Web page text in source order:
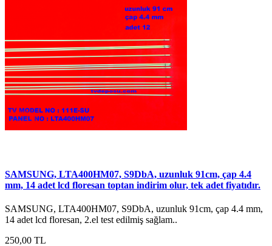
SAMSUNG, LTA400HM07, S9DbA, uzunluk 91cm, çap 4.4
mm, 14 adet lcd floresan toptan indirim olur, tek adet fiyatıdır.
SAMSUNG, LTA400HM07, S9DbA, uzunluk 91cm, çap 4.4 mm,
14 adet lcd floresan, 2.el test edilmiş sağlam..
250,00 TL